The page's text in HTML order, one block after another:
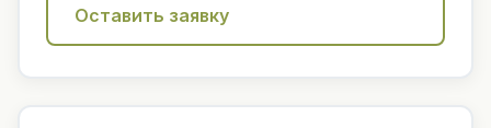
Оставить заявку